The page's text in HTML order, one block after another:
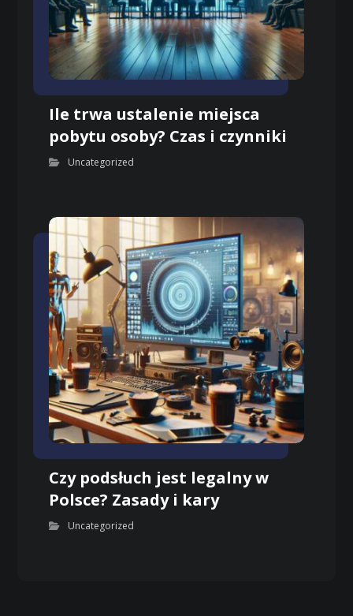
Ile trwa ustalenie miejsca
pobytu osoby? Czas i czynniki
Uncategorized
Czy podsłuch jest legalny w
Polsce? Zasady i kary
Uncategorized